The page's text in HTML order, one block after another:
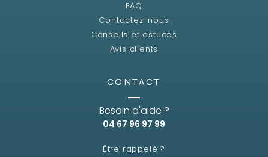
FAQ
Contactez-nous
Conseils et astuces
Avis clients
CONTACT
Besoin d'aide ?
04 67 96 97 99
Être rappelé ?